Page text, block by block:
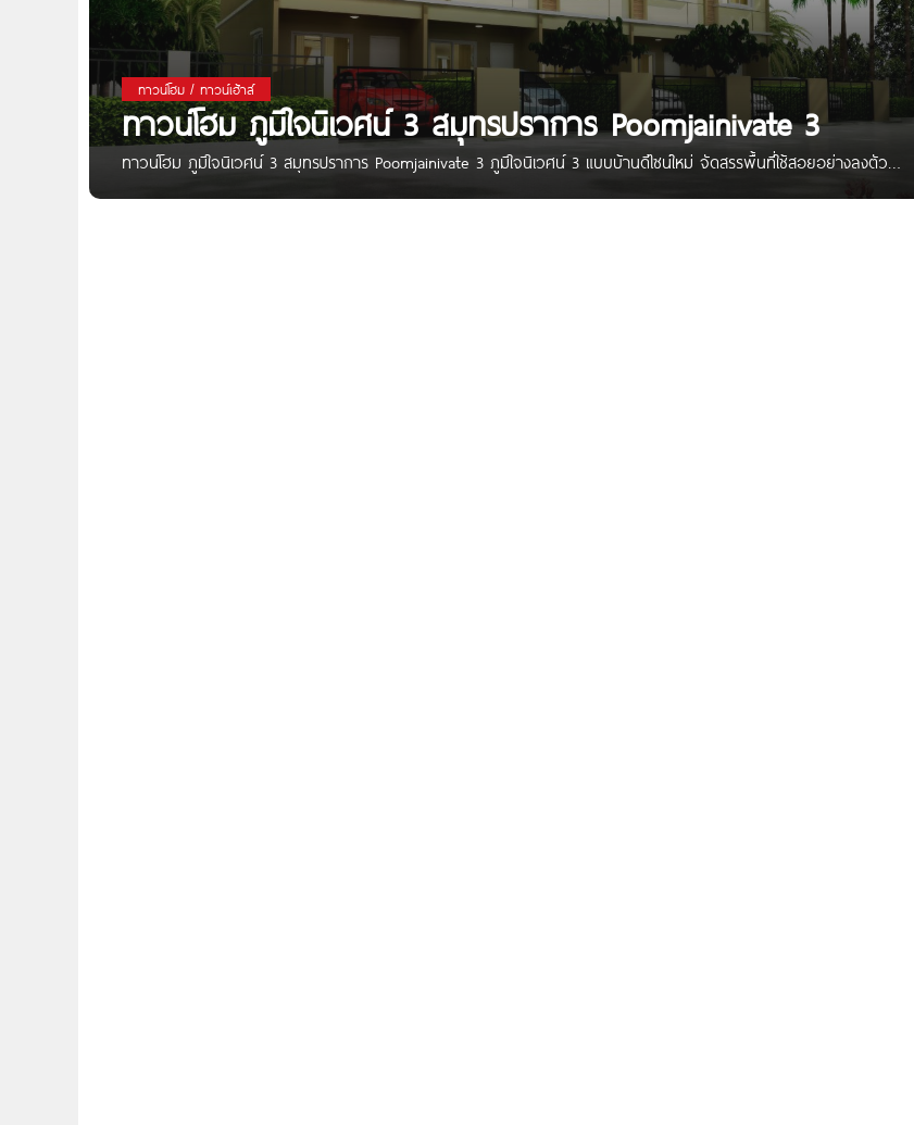
ทาวน์โฮม / ทาวน์เฮ้าส์
ทาวน์โฮม ภูมิใจนิเวศน์ 3 สมุทรปราการ Poomjainivate 3
ทาวน์โฮม ภูมิใจนิเวศน์ 3 สมุทรปราการ Poomjainivate 3 ภูมิใจนิเวศน์ 3 แบบบ้านดีไซน์ใหม่ จัดสรรพื้นที่ใช้สอยอย่างลงตัว